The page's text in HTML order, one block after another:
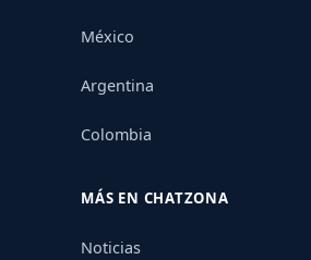
México
Argentina
Colombia
MÁS EN CHATZONA
Noticias